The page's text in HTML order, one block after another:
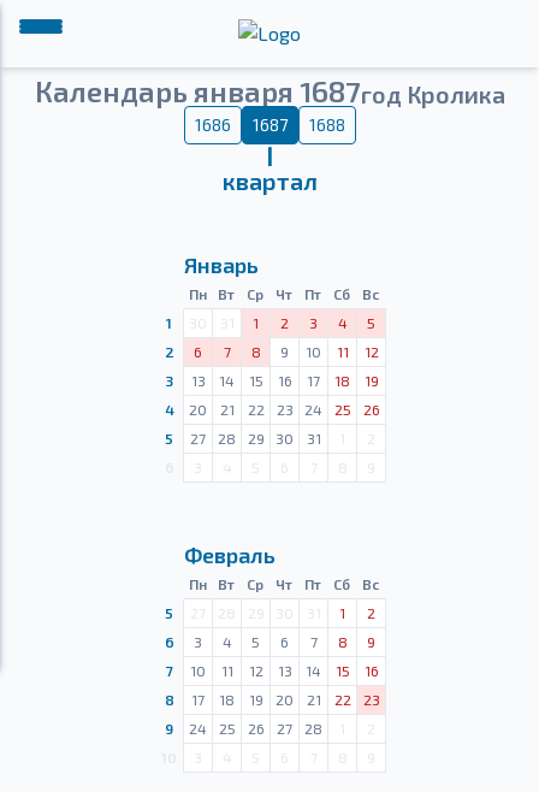
Календарь января 1687год Кролика
1686 1687 1688
Ⅰ
квартал
Январь
Пн Вт Ср Чт Пт Сб
Вс
1
30 31 1 2 3 4
5
2
6 7 8 9 10 11
12
3
13 14 15 16 17 18
19
4
20 21 22 23 24 25
26
5
27 28 29 30 31 1
2
3 4 5 6 7 8 9
Февраль
Пн Вт Ср Чт Пт Сб
Вс
5
27 28 29 30 31 1
2
6
3 4 5 6 7 8
9
7
10 11 12 13 14 15
16
8
17 18 19 20 21 22
23
9
24 25 26 27 28 1
2
3 4 5 6 7 8 9